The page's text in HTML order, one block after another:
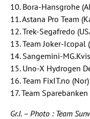
10. Bora-Hansgrohe
11. Astana Pro Team
12. Trek-Segafredo
13. Team Joker-Icopal
14. Sangemini-
15. Uno-X Hydrogen
16. Team FixIT.no
17. Team
Gr.I. – Photo : Team